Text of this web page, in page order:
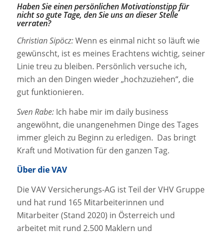
Haben Sie einen persönlichen Motivationstipp für
nicht so gute Tage, den Sie uns an dieser Stelle
verraten?
Christian Sipöcz:Wenn es einmal nicht so läuft wie
gewünscht, ist es meines Erachtens wichtig, seiner
Linie treu zu bleiben. Persönlich versuche ich,
mich an den Dingen wieder „hochzuziehen“, die
gut funktionieren.
Sven Rabe:Ich habe mir im daily business
angewöhnt, die unangenehmen Dinge des Tages
immer gleich zu Beginn zu erledigen. Das bringt
Kraft und Motivation für den ganzen Tag.
Über die VAV
Die VAV Versicherungs-AG ist Teil der VHV Gruppe
und hat rund 165 Mitarbeiterinnen und
Mitarbeiter (Stand 2020) in Österreich und
arbeitet mit rund 2.500 Maklern und